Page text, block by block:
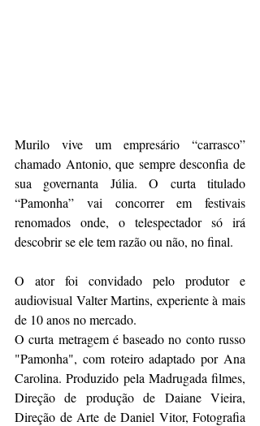
Murilo vive um empresário “carrasco”
chamado Antonio, que sempre desconfia de
sua governanta Júlia. O curta titulado
“Pamonha” vai concorrer em festivais
renomados onde, o telespectador só irá
descobrir se ele tem razão ou não, no final.
O ator foi convidado pelo produtor e
audiovisual Valter Martins, experiente à mais
de 10 anos no mercado.
O curta metragem é baseado no conto russo
"Pamonha", com roteiro adaptado por Ana
Carolina. Produzido pela Madrugada filmes,
Direção de produção de Daiane Vieira,
Direção de Arte de Daniel Vitor, Fotografia